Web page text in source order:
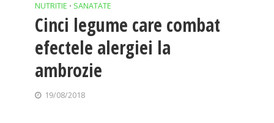
NUTRITIE • SANATATE
Cinci legume care combat
efectele alergiei la
ambrozie
19/08/2018